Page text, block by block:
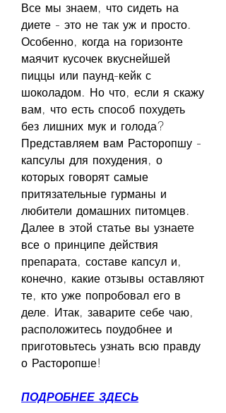
Все мы знаем, что сидеть на
диете - это не так уж и просто.
Особенно, когда на горизонте
маячит кусочек вкуснейшей
пиццы или паунд-кейк с
шоколадом. Но что, если я скажу
вам, что есть способ похудеть
без лишних мук и голода?
Представляем вам Расторопшу -
капсулы для похудения, о
которых говорят самые
притязательные гурманы и
любители домашних питомцев.
Далее в этой статье вы узнаете
все о принципе действия
препарата, составе капсул и,
конечно, какие отзывы оставляют
те, кто уже попробовал его в
деле. Итак, заварите себе чаю,
расположитесь поудобнее и
приготовьтесь узнать всю правду
о Расторопше!
ПОДРОБНЕЕ ЗДЕСЬ